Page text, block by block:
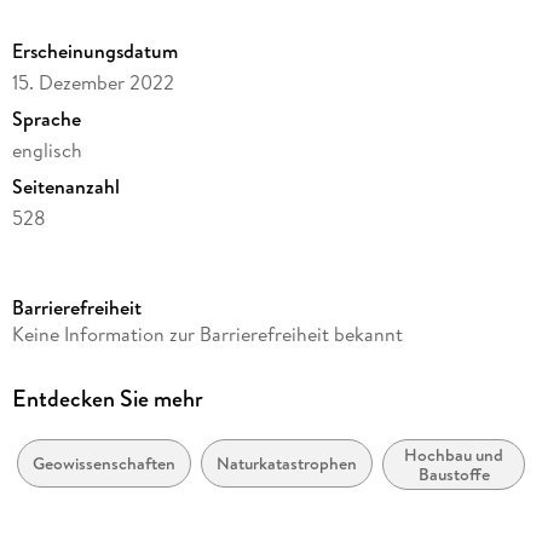
Erscheinungsdatum
15. Dezember 2022
Sprache
englisch
Seitenanzahl
528
Autor/Autorin
Springer
Abbildungen
Barrierefreiheit
Keine Information zur Barrierefreiheit bekannt
Entdecken Sie mehr
Geowissenschaften Naturkatastrophen
Hochbau und
Baustoffe